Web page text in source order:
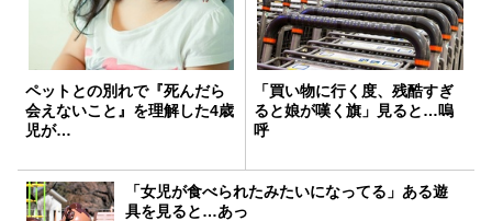
ペットとの別れで『死んだら
会えないこと』を理解した4歳
児が…
「買い物に行く度、残酷すぎ
ると娘が嘆く旗」見ると…嗚
呼
「女児が食べられたみたいになってる」ある遊
具を見ると…あっ